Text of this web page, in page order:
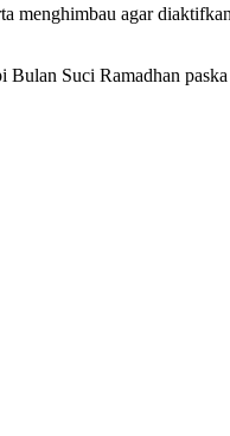
menghimbau agar
Suci Ramadhan paska